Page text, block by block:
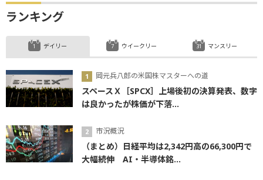
ランキング
デイリー
岡元兵八郎の米国株マスターへの道
スペースＸ［SPCX］上場後初の決算発表、数字
は良かったが株価が下落...
市況概況
（まとめ）日経平均は2,342円高の66,300円で
大幅続伸 AI・半導体銘...
ウイークリー マンスリー